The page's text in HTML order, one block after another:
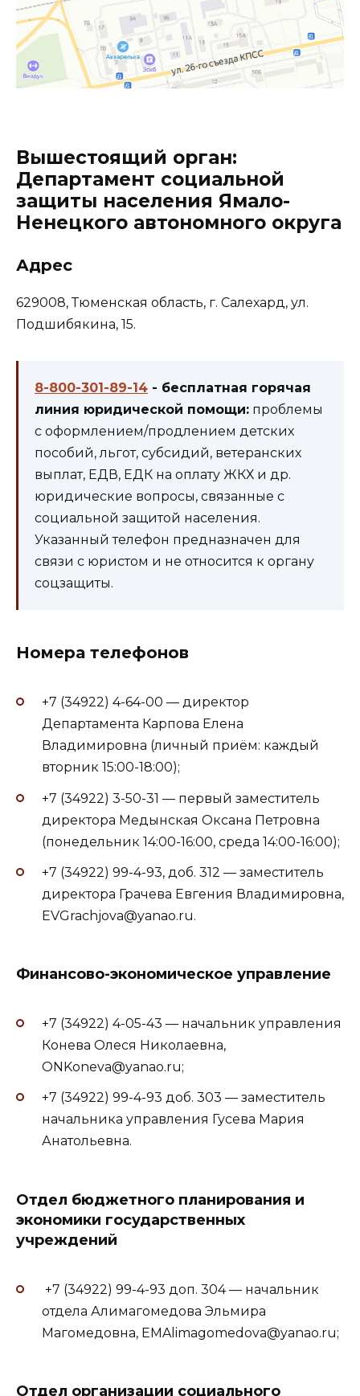
Вышестоящий орган:
Департамент социальной
защиты населения Ямало-
Ненецкого автономного округа
Адрес
629008, Тюменская область, г. Салехард, ул.
Подшибякина, 15.
8-800-301-89-14 - бесплатная горячая
линия юридической помощи: проблемы
с оформлением/продлением детских
пособий, льгот, субсидий, ветеранских
выплат, ЕДВ, ЕДК на оплату ЖКХ и др.
юридические вопросы, связанные с
социальной защитой населения.
Указанный телефон предназначен для
связи с юристом и не относится к органу
соцзащиты.
Номера телефонов
+7 (34922) 4-64-00 — директор
Департамента Карпова Елена
Владимировна (личный приём: каждый
вторник 15:00-18:00);
+7 (34922) 3-50-31 — первый заместитель
директора Медынская Оксана Петровна
(понедельник 14:00-16:00, среда 14:00-16:00);
+7 (34922) 99-4-93, доб. 312 — заместитель
директора Грачева Евгения Владимировна,
EVGrachjova@yanao.ru.
Финансово-экономическое управление
+7 (34922) 4-05-43 — начальник управления
Конева Олеся Николаевна,
ONKoneva@yanao.ru;
+7 (34922) 99-4-93 доб. 303 — заместитель
начальника управления Гусева Мария
Анатольевна.
Отдел бюджетного планирования и
экономики государственных
учреждений
+7 (34922) 99-4-93 доп. 304 — начальник
отдела Алимагомедова Эльмира
Магомедовна, EMAlimagomedova@yanao.ru;
Отдел организации социального